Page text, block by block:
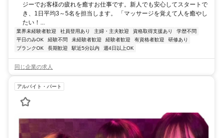
ジーでお客様の疲れを癒すお仕事です。新人でも安心してスタートで
き、1日平均3～5名を担当します。 「マッサージを覚えて人を癒やし
たい！...
業界未経験者歓迎 社員登用あり 主婦・主夫歓迎 資格取得支援あり
学歴不問
平日のみOK
経験不問 未経験者歓迎 経験者歓迎 有資格者歓迎
研修あり
ブランクOK
長期歓迎 駅近5分以内 週4日以上OK
同じ企業の求人
アルバイト・パート